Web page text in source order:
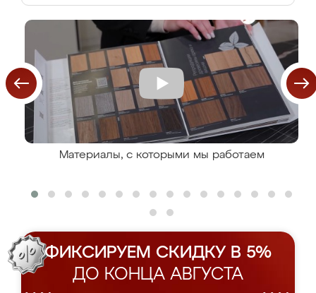
Материалы, с которыми мы работаем
ФИКСИРУЕМ СКИДКУ В 5%
ДО КОНЦА АВГУСТА